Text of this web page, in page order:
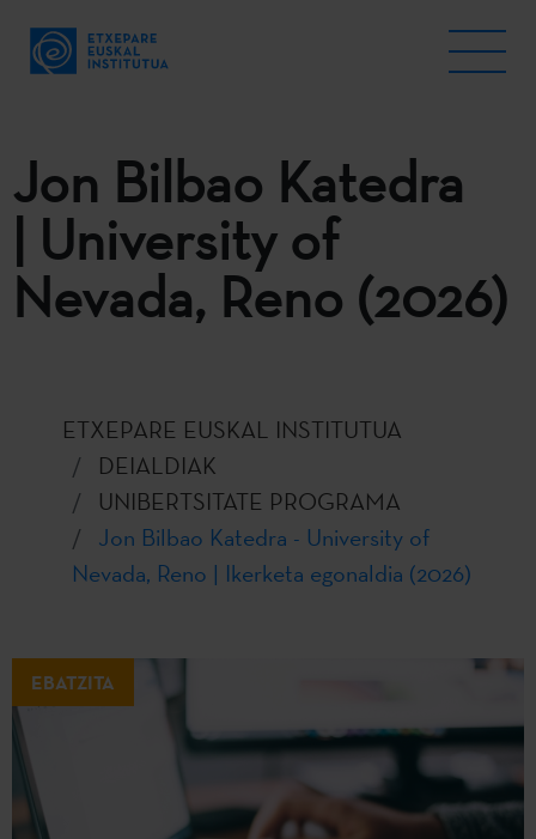
Jon Bilbao Katedra
| University of
Nevada, Reno (2026)
ETXEPARE EUSKAL INSTITUTUA
DEIALDIAK
UNIBERTSITATE PROGRAMA
Jon Bilbao Katedra - University of
Nevada, Reno | Ikerketa egonaldia (2026)
EBATZITA